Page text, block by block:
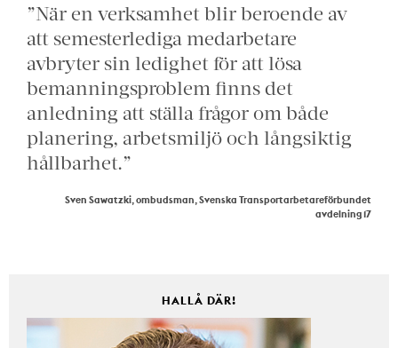
”När en verksamhet blir beroende av
att semesterlediga medarbetare
avbryter sin ledighet för att lösa
bemanningsproblem finns det
anledning att ställa frågor om både
planering, arbetsmiljö och långsiktig
hållbarhet.”
Sven Sawatzki, ombudsman, Svenska Transportarbetareförbundet
avdelning 17
HALLÅ DÄR!